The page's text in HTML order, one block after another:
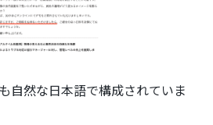
自然な日本語で構成されていま